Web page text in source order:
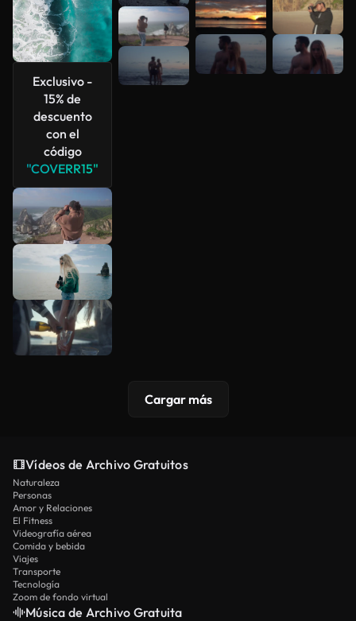
Exclusivo -
15% de
descuento
con el
código
"COVERR15"
Cargar más
Vídeos de Archivo Gratuitos
Naturaleza
Personas
Amor y Relaciones
El Fitness
Videografía aérea
Comida y bebida
Viajes
Transporte
Tecnología
Zoom de fondo virtual
Música de Archivo Gratuita